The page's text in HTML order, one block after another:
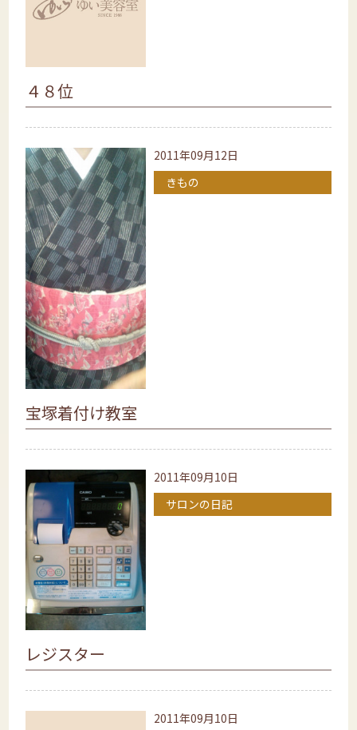
４８位
2011年09月12日
きもの
宝塚着付け教室
2011年09月10日
サロンの日記
レジスター
2011年09月10日